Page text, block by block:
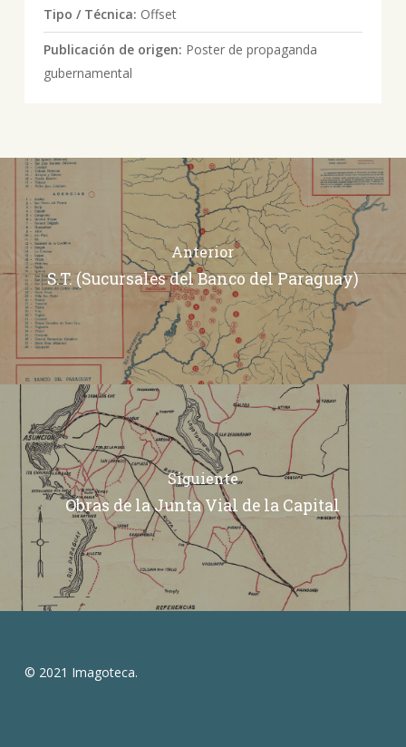
Tipo / Técnica: Offset
Publicación de origen: Poster de propaganda
gubernamental
Anterior
S.T. (Sucursales del Banco del Paraguay)
Siguiente
Obras de la Junta Vial de la Capital
© 2021 Imagoteca.